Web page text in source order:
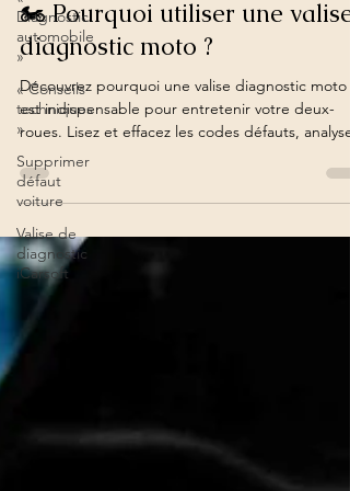
Diagnostic
automobile
»
« Conseils
techniques
»
Supprimer
défaut
voiture
Valise de
diagnostic
iCarsoft
7 oct. 2025
2 min de lecture
🏍️ Pourquoi utiliser une valise
diagnostic moto ?
Découvrez pourquoi une valise diagnostic moto
est indispensable pour entretenir votre deux-
roues. Lisez et effacez les codes défauts, analysez
les pannes et effectuez un diagnostic complet de
votre moto Yamaha, Honda, BMW, Suzuki ou
Ducati. Valises professionnelles Top-Diag pour
motos.